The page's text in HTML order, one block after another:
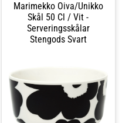
Marimekko Oiva/unikko
Skål 50 Cl / Vit -
Serveringsskålar
Stengods Svart